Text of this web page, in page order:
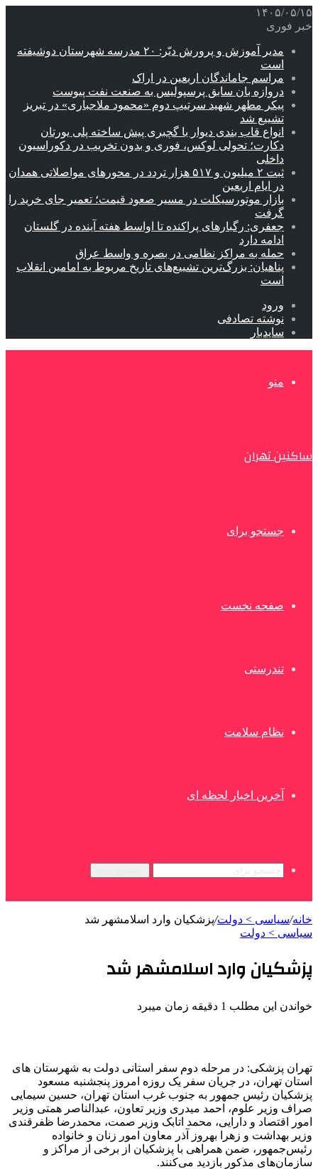
۱۴۰۵/۰۵/۱۵
خبر فوری
مدیر آموزش و پرورش دیّر: ۲۰ مدرسه شهرستان دوشیفته
است
مراسم جاماندگان اربعین در اراک
دروازه بان سابق پرسپولیس به صنعت نفت پیوست
پیکر مطهر شهید سرتیپ دوم «محمود ملاجباری» در تبریز
تشییع شد
انواع قاب بندی دیوار با گچبری پیش ساخته پلی یورتان
دکارت؛ تحولی لوکس، فوری و بدون تخریب در دکوراسیون
داخلی
ثبت ۲ میلیون و ۵۱۷ هزار تردد در محورهای مواصلاتی همدان
در ایام اربعین
بازار موتورسیکلت در مسیر صعود قیمت؛ تعمیر جای خرید را
گرفت
جعفری: رگبارهای پراکنده تا اواسط هفته آینده در گلستان
ادامه دارد
حمله به مراکز نظامی در بصره و واسط عراق
پناهیان: بزرگ‌ترین تشییع‌های تاریخ مربوط به امامین انقلاب
است
ورود
نوشته تصادفی
سایدبار
منو
ساکنین تهران
جستجو برای
صفحه نخست
تندرستی
نظام سلامت
آخرین اخبار لحظه ای
خانه/سیاسی > دولت/پزشکیان وارد اسلامشهر شد
سیاسی > دولت
پزشکیان وارد اسلامشهر شد
خواندن این مطلب 1 دقیقه زمان میبرد
تهران پزشکی: در مرحله دوم سفر استانی دولت به شهرستان های
استان تهران، در جریان سفر یک روزه امروز پنجشنبه مسعود
پزشکیان رئیس جمهور به جنوب غرب استان تهران، حسین سیمایی
صراف وزیر علوم، احمد میدری وزیر تعاون، عبدالناصر همتی وزیر
امور اقتصاد و دارایی، محمد اتابک وزیر صمت، محمدرضا ظفرقندی
وزیر بهداشت و زهرا بهروز آذر معاون امور زنان و خانواده
رئیس‌جمهور، ضمن همراهی با پزشکیان از برخی از مراکز و
سازمان‌های مذکور بازدید می‌کنند.